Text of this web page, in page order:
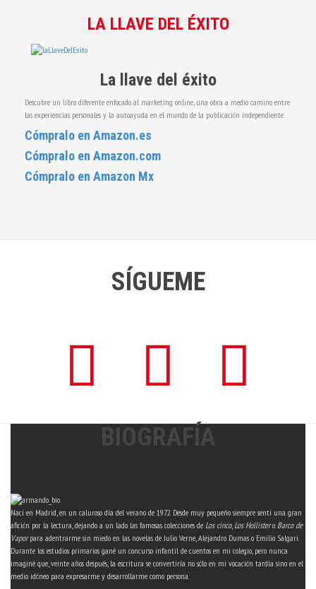
LA LLAVE DEL ÉXITO
La llave del éxito
Descubre un libro diferente enfocado al marketing online, una obra a medio camino entre
las experiencias personales y la autoayuda en el mundo de la publicación independiente.
Cómpralo en Amazon.es
Cómpralo en Amazon.com
Cómpralo en Amazon Mx
SÍGUEME
BIOGRAFÍA
Nací en Madrid, en un caluroso día del verano de 1972. Desde muy pequeño siempre sentí una gran
afición por la lectura, dejando a un lado las famosas colecciones de Los cinco, Los Hollistero Barco de
Vaporpara adentrarme sin miedo en las novelas de Julio Verne, Alejandro Dumas o Emilio Salgari.
Durante los estudios primarios gané un concurso infantil de cuentos en mi colegio, pero nunca
imaginé que, veinte años después, la escritura se convertiría no sólo en mi vocación tardía sino en el
medio idóneo para expresarme y desarrollarme como persona.